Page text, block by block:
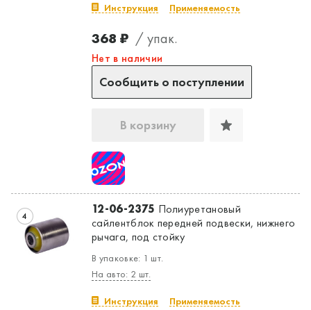
Инструкция Применяемость
368 ₽ / упак.
Нет в наличии
Сообщить о поступлении
В корзину
4 12-06-2375 Полиуретановый
сайлентблок передней подвески, нижнего
рычага, под стойку
В упаковке: 1 шт.
На авто: 2 шт.
Инструкция Применяемость